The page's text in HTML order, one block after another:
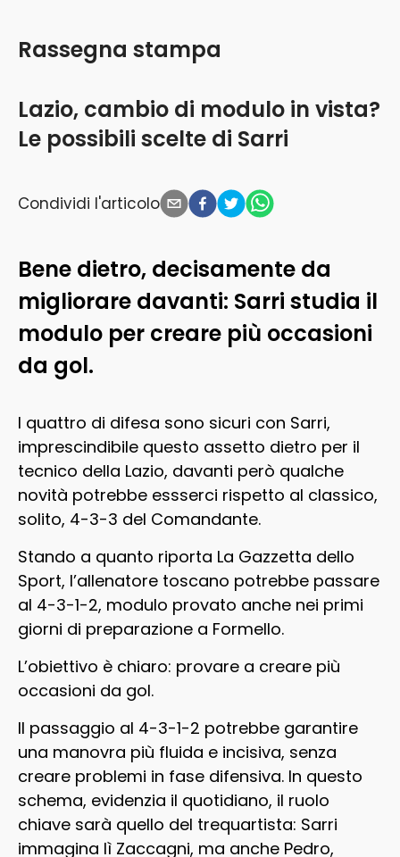
Lazio, cambio di modulo in vista?
Le possibili scelte di Sarri
Rassegna stampa
Condividi l'articolo
Bene dietro, decisamente da
migliorare davanti: Sarri studia il
modulo per creare più occasioni
da gol.
I quattro di difesa sono sicuri con Sarri,
imprescindibile questo assetto dietro per il
tecnico della Lazio, davanti però qualche
novità potrebbe essserci rispetto al classico,
solito, 4-3-3 del Comandante.
Stando a quanto riporta La Gazzetta dello
Sport, l’allenatore toscano potrebbe passare
al 4-3-1-2, modulo provato anche nei primi
giorni di preparazione a Formello.
L’obiettivo è chiaro: provare a creare più
occasioni da gol.
Il passaggio al 4-3-1-2 potrebbe garantire
una manovra più fluida e incisiva, senza
creare problemi in fase difensiva. In questo
schema, evidenzia il quotidiano, il ruolo
chiave sarà quello del trequartista: Sarri
immagina lì Zaccagni, ma anche Pedro,